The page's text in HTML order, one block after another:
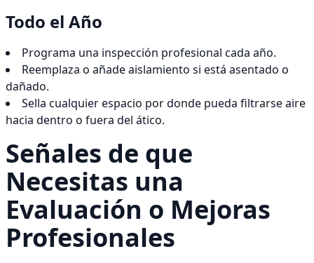
Todo el Año
Programa una inspección profesional cada año.
Reemplaza o añade aislamiento si está asentado o
dañado.
Sella cualquier espacio por donde pueda filtrarse aire
hacia dentro o fuera del ático.
Señales de que
Necesitas una
Evaluación o Mejoras
Profesionales